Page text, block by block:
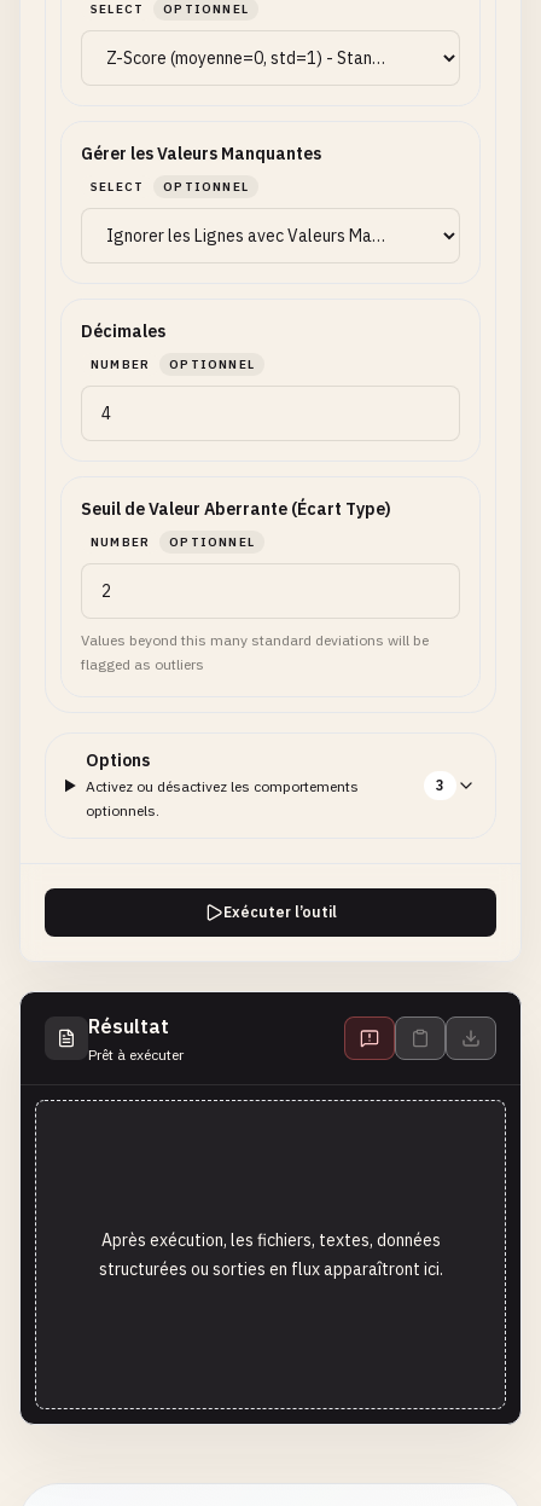
SELECT OPTIONNEL
Gérer les Valeurs Manquantes
SELECT OPTIONNEL
Décimales
NUMBER OPTIONNEL
Seuil de Valeur Aberrante (Écart Type)
NUMBER OPTIONNEL
Values beyond this many standard deviations will be
flagged as outliers
Options
Activez ou désactivez les comportements
optionnels.
3
Exécuter l’outil
Résultat
Prêt à exécuter
Après exécution, les fichiers, textes, données
structurées ou sorties en flux apparaîtront ici.